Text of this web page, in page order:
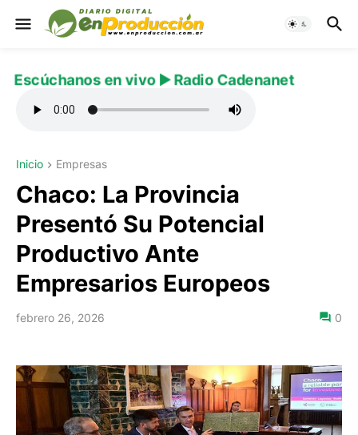
Escúchanos en vivo ▶️ Radio Cadenanet
Inicio Empresas
Chaco: La Provincia
Presentó Su Potencial
Productivo Ante
Empresarios Europeos
febrero 26, 2026 0